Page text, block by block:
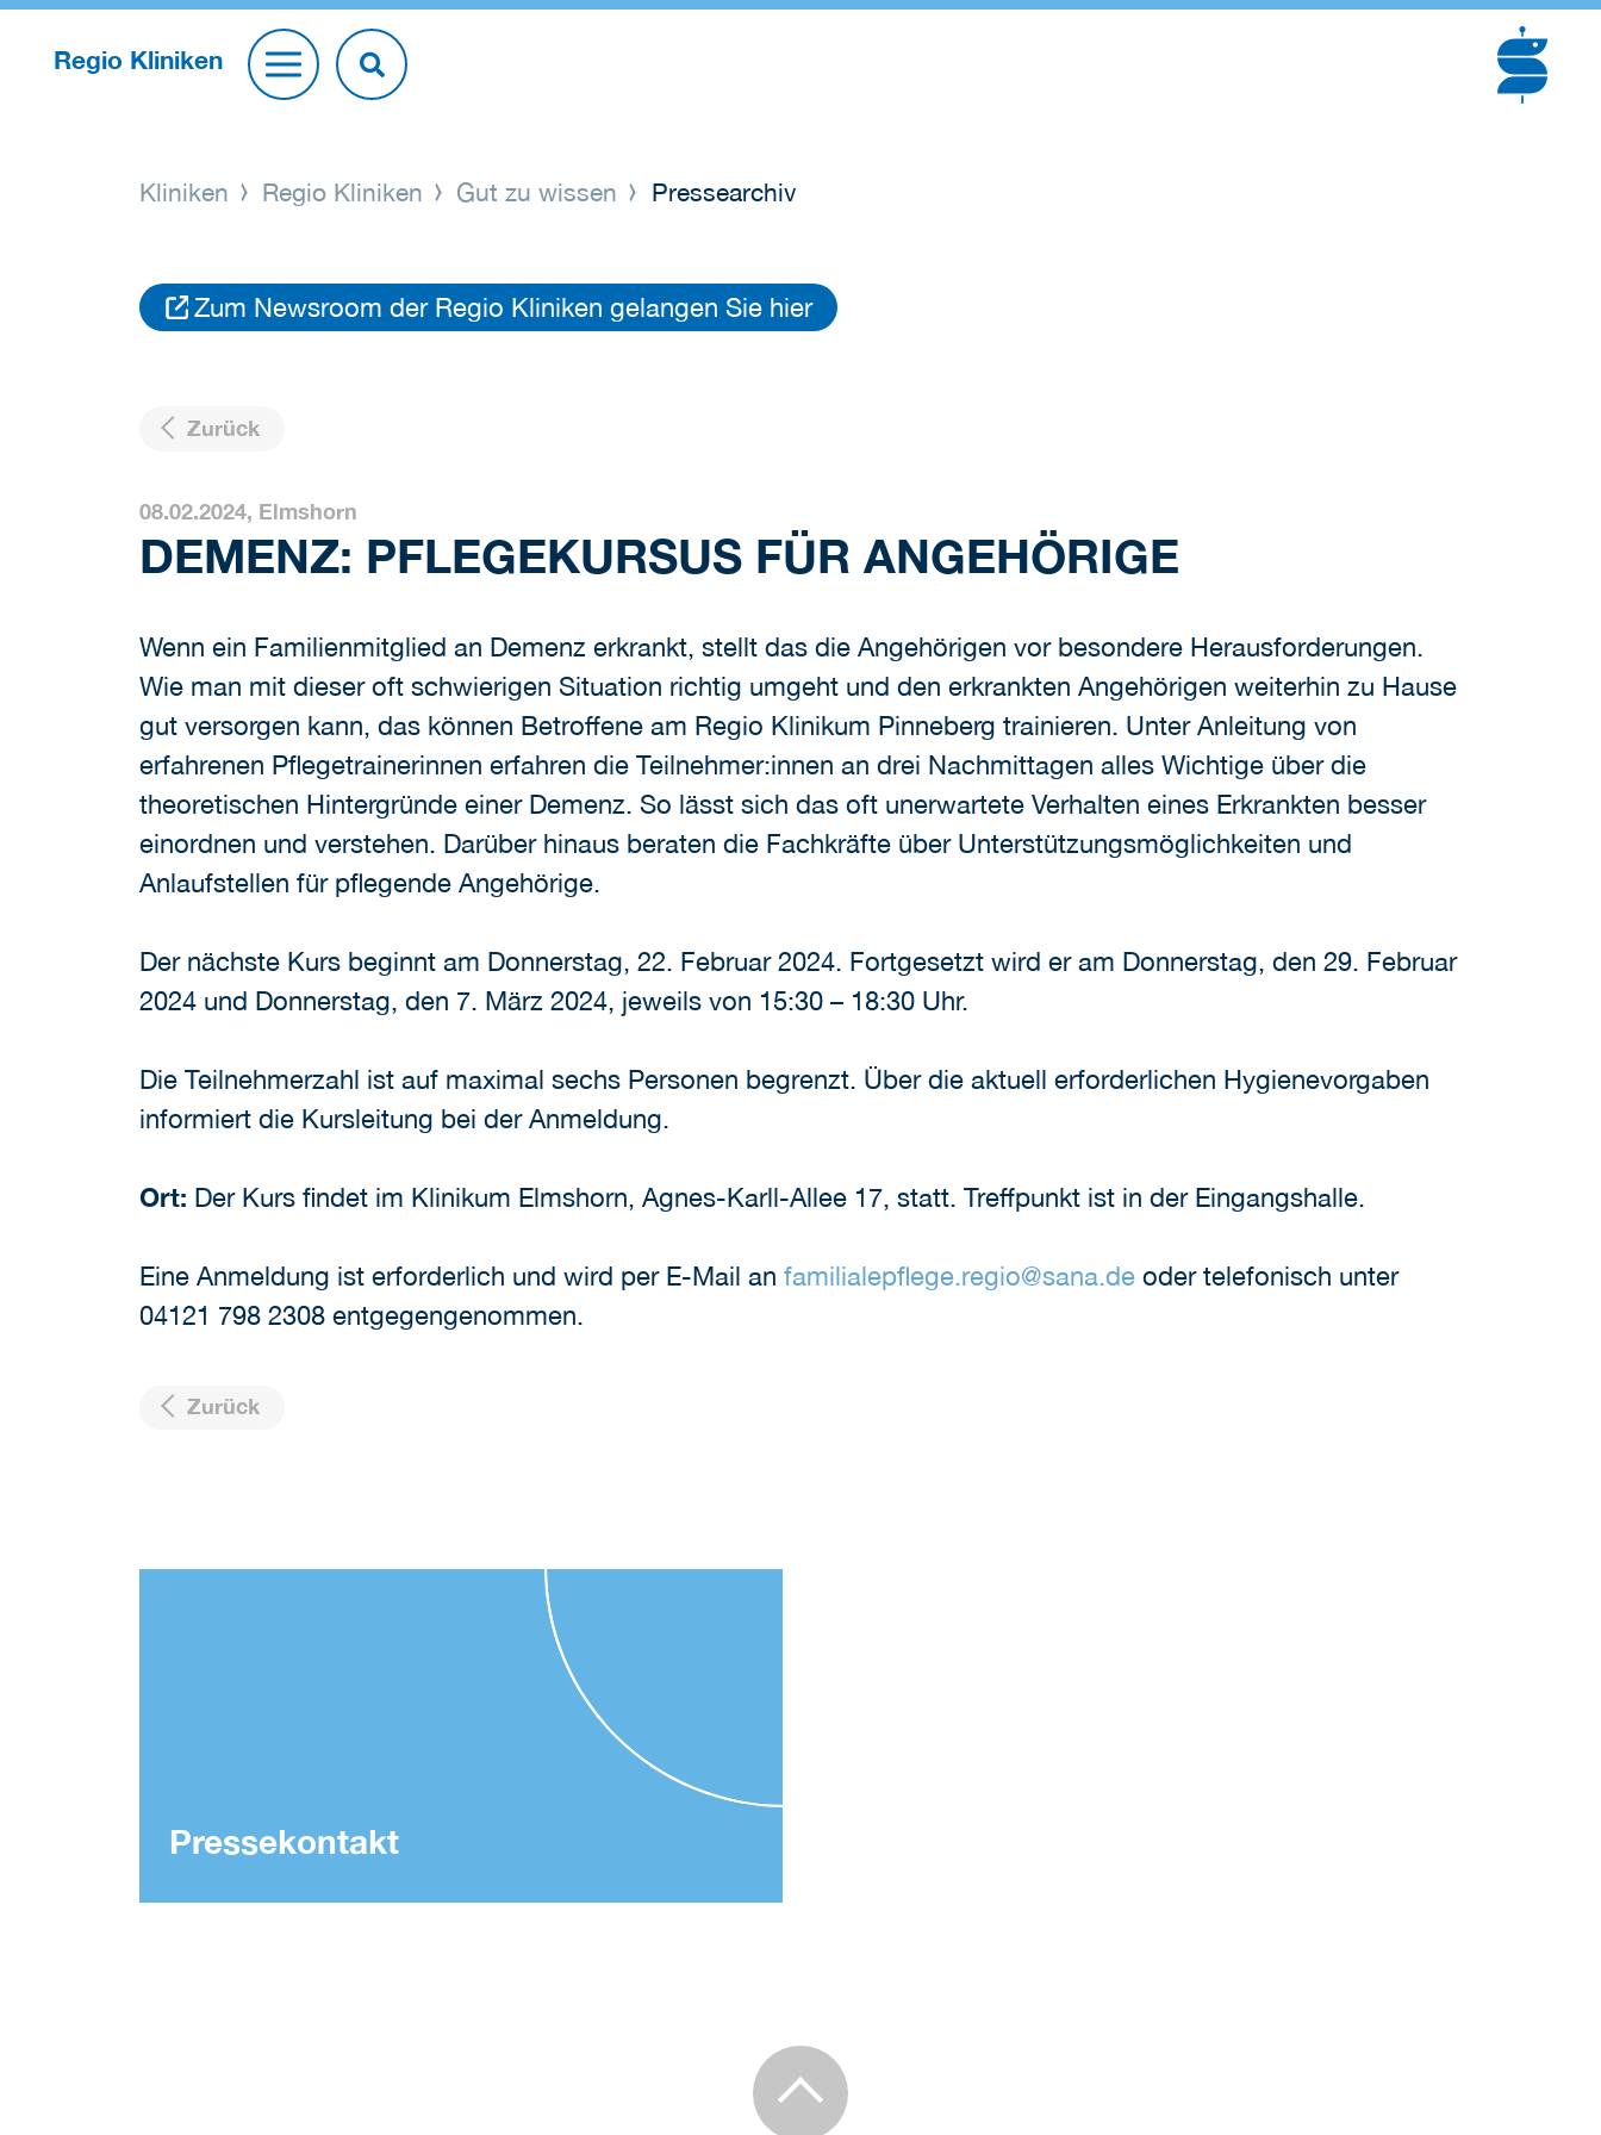
Regio Kliniken
Kliniken Regio Kliniken Gut zu wissen Pressearchiv
Zum Newsroom der Regio Kliniken gelangen Sie hier
Zurück
08.02.2024, Elmshorn
DEMENZ: PFLEGEKURSUS FÜR ANGEHÖRIGE
Wenn ein Familienmitglied an Demenz erkrankt, stellt das die Angehörigen vor besondere Herausforderungen.
Wie man mit dieser oft schwierigen Situation richtig umgeht und den erkrankten Angehörigen weiterhin zu Hause
gut versorgen kann, das können Betroffene am Regio Klinikum Pinneberg trainieren. Unter Anleitung von
erfahrenen Pflegetrainerinnen erfahren die Teilnehmer:innen an drei Nachmittagen alles Wichtige über die
theoretischen Hintergründe einer Demenz. So lässt sich das oft unerwartete Verhalten eines Erkrankten besser
einordnen und verstehen. Darüber hinaus beraten die Fachkräfte über Unterstützungsmöglichkeiten und
Anlaufstellen für pflegende Angehörige.
Der nächste Kurs beginnt am Donnerstag, 22. Februar 2024. Fortgesetzt wird er am Donnerstag, den 29. Februar
2024 und Donnerstag, den 7. März 2024, jeweils von 15:30 – 18:30 Uhr.
Die Teilnehmerzahl ist auf maximal sechs Personen begrenzt. Über die aktuell erforderlichen Hygienevorgaben
informiert die Kursleitung bei der Anmeldung.
Ort: Der Kurs findet im Klinikum Elmshorn, Agnes-Karll-Allee 17, statt. Treffpunkt ist in der Eingangshalle.
Eine Anmeldung ist erforderlich und wird per E-Mail an familialepflege.regio@sana.de oder telefonisch unter
04121 798 2308 entgegengenommen.
Zurück
Pressekontakt